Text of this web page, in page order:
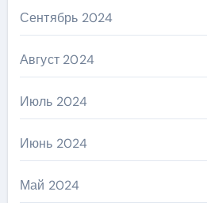
Сентябрь 2024
Август 2024
Июль 2024
Июнь 2024
Май 2024